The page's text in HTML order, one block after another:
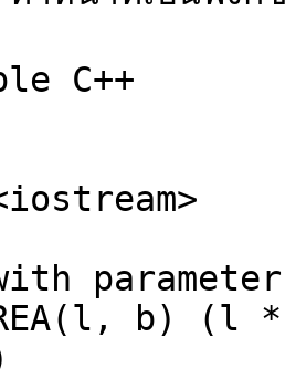
C++
parameter
b) (l